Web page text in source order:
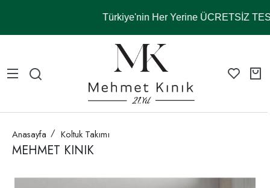
Türkiye'nin Her Yerine ÜCRETSİZ
Anasayfa Koltuk Takımı
MEHMET KINIK